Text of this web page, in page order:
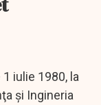
iulie 1980, la
şi Ingineria